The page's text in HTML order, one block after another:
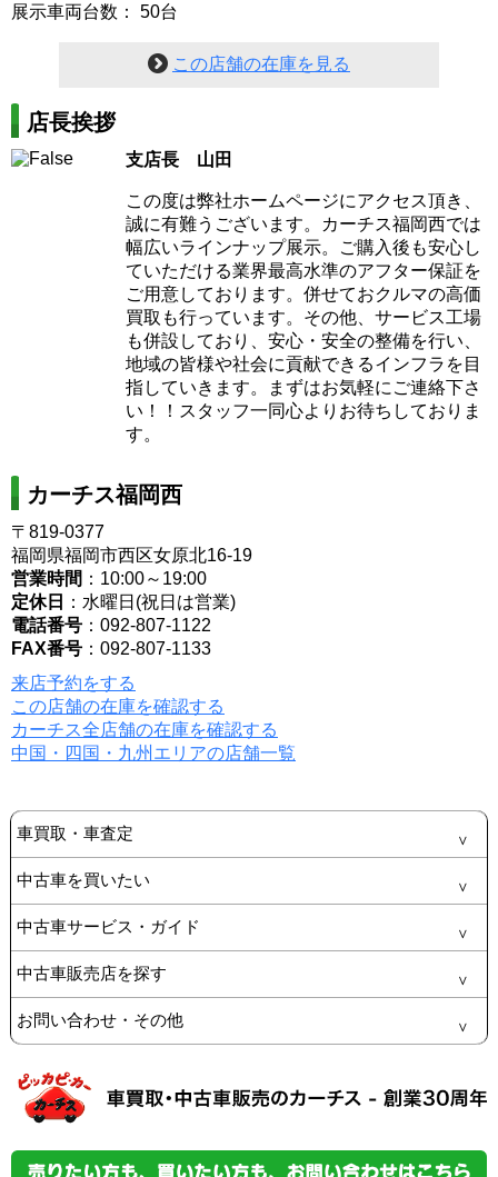
展示車両台数： 50台
この店舗の在庫を見る
店長挨拶
支店長 山田
この度は弊社ホームページにアクセス頂き、
誠に有難うございます。カーチス福岡西では
幅広いラインナップ展示。ご購入後も安心し
ていただける業界最高水準のアフター保証を
ご用意しております。併せておクルマの高価
買取も行っています。その他、サービス工場
も併設しており、安心・安全の整備を行い、
地域の皆様や社会に貢献できるインフラを目
指していきます。まずはお気軽にご連絡下さ
い！！スタッフ一同心よりお待ちしておりま
す。
カーチス福岡西
〒819-0377
福岡県福岡市西区女原北16-19
営業時間 ：10:00～19:00
定休日
：水曜日(祝日は営業)
電話番号 ：092-807-1122
FAX番号 ：092-807-1133
来店予約をする
この店舗の在庫を確認する
カーチス全店舗の在庫を確認する
中国・四国・九州エリアの店舗一覧
車買取・車査定
中古車を買いたい
中古車サービス・ガイド
中古車販売店を探す
お問い合わせ・その他